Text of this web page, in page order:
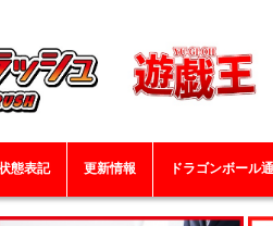
態表記 更新情報 ドラゴンボール